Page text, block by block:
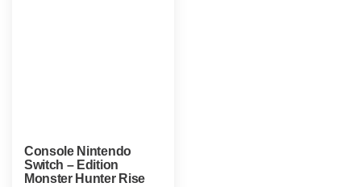
Console Nintendo
Switch – Edition
Monster Hunter Rise